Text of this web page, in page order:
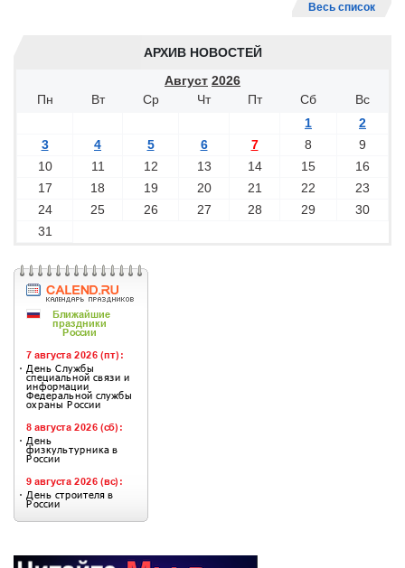
Весь список
АРХИВ НОВОСТЕЙ
Август 2026
Пн
Вт Ср Чт Пт Сб
Вс
1
2
3
4 5 6 7 8
9
10
11 12 13 14 15
16
17
18 19 20 21 22
23
24
25 26 27 28 29
30
31